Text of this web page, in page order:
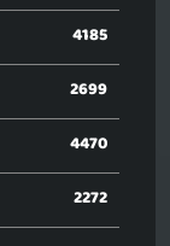
4185
2699
4470
2272